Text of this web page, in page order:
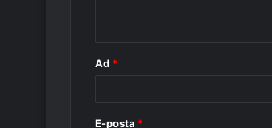
Ad *
E-posta *